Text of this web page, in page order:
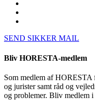
SEND SIKKER MAIL
Bliv HORESTA-medlem
Som medlem af HORESTA
og jurister samt råd og
og problemer. Bliv medlem i